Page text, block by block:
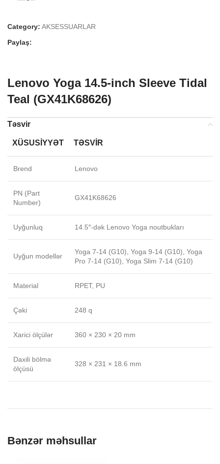
Category: AKSESSUARLAR
Paylaş:
Lenovo Yoga 14.5-inch Sleeve Tidal
Teal (GX41K68626)
Təsvir
XÜSUSIYYƏT TƏSVIR
Brend Lenovo
PN (Part
Number)
GX41K68626
Uyğunluq 14.5″-dək Lenovo Yoga noutbukları
Uyğun modellər
Yoga 7-14 (G10), Yoga 9-14 (G10), Yoga
Pro 7-14 (G10), Yoga Slim 7-14 (G10)
Material RPET, PU
Çəki 248 q
Xarici ölçülər 360 × 230 × 20 mm
Daxili bölmə
ölçüsü
328 × 231 × 18.6 mm
Bənzər məhsullar